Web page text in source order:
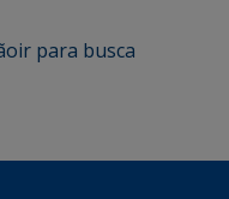
ir para busca